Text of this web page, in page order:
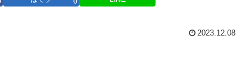
2023.12.08